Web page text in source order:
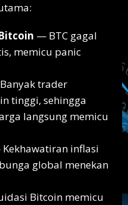
— BTC gagal
memicu panic
trader
tinggi, sehingga
langsung memicu
inflasi
global menekan
Bitcoin memicu